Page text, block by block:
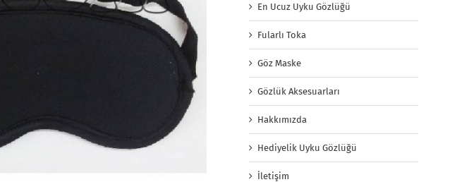
En Ucuz Uyku Gözlüğü
Fularlı Toka
Göz Maske
Gözlük Aksesuarları
Hakkımızda
Hediyelik Uyku Gözlüğü
İletişim